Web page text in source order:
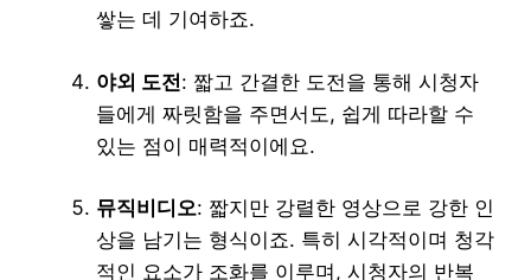
쌓는 데 기여하죠.
야외 도전: 짧고 간결한 도전을 통해 시청자
들에게 짜릿함을 주면서도, 쉽게 따라할 수
있는 점이 매력적이에요.
뮤직비디오: 짧지만 강렬한 영상으로 강한 인
상을 남기는 형식이죠. 특히 시각적이며 청각
적인 요소가 조화를 이루며, 시청자의 반복